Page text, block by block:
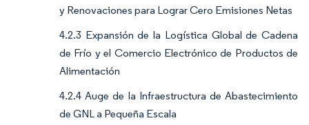
y Renovaciones para Lograr Cero Emisiones Netas
4.2.3 Expansión de la Logística Global de Cadena
de Frío y el Comercio Electrónico de Productos de
Alimentación
4.2.4 Auge de la Infraestructura de Abastecimiento
de GNL a Pequeña Escala